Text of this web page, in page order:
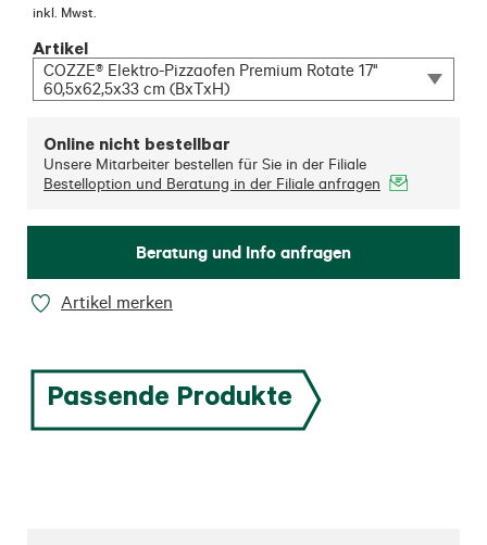
inkl. Mwst.
Artikel
COZZE® Elektro-Pizzaofen Premium Rotate 17"
60,5x62,5x33 cm (BxTxH)
Online nicht bestellbar
Unsere Mitarbeiter bestellen für Sie in der Filiale
Bestelloption und Beratung in der Filiale anfragen
Beratung und Info anfragen
Artikel merken
Passende Produkte